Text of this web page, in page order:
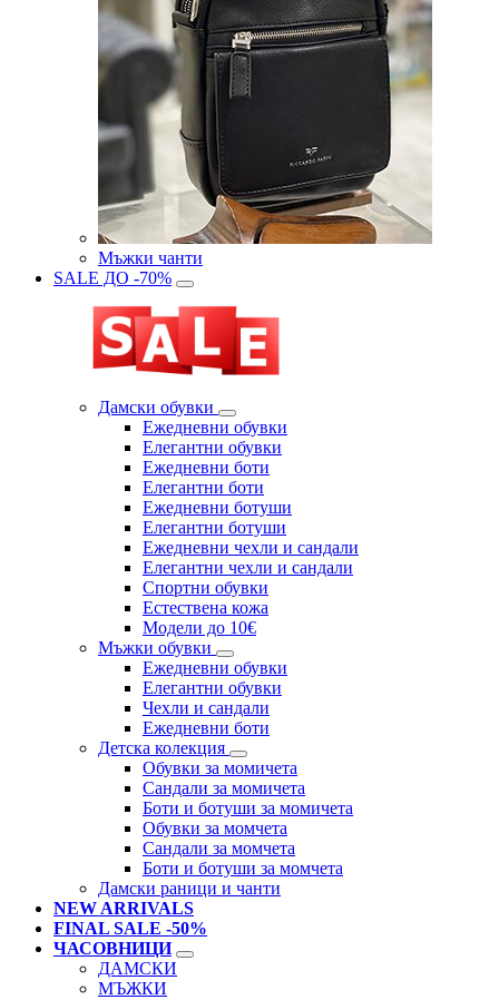
Мъжки чанти
SALE ДО -70%
Дамски обувки
Eжедневни обувки
Eлегантни обувки
Eжедневни боти
Eлегантни боти
Eжедневни ботуши
Eлегантни ботуши
Ежедневни чехли и сандали
Елегантни чехли и сандали
Спортни обувки
Естествена кожа
Модели до 10€
Мъжки обувки
Ежедневни обувки
Елегантни обувки
Чехли и сандали
Ежедневни боти
Детска колекция
Обувки за момичета
Сандали за момичета
Боти и ботуши за момичета
Обувки за момчета
Сандали за момчета
Боти и ботуши за момчета
Дамски раници и чанти
NEW ARRIVALS
FINAL SALE -50%
ЧАСОВНИЦИ
ДАМСКИ
МЪЖКИ